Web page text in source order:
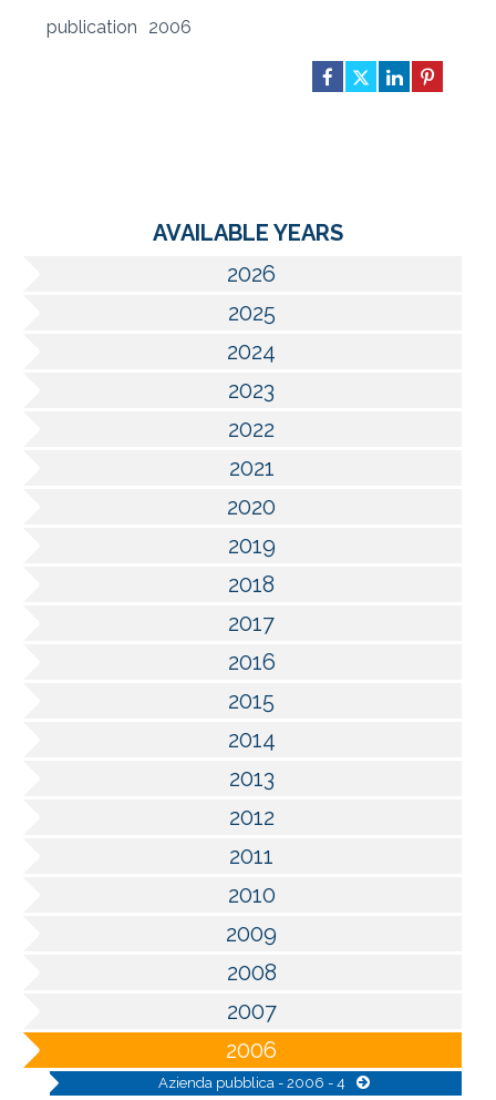
publication
2006
AVAILABLE YEARS
2026
2025
2024
2023
2022
2021
2020
2019
2018
2017
2016
2015
2014
2013
2012
2011
2010
2009
2008
2007
2006
Azienda pubblica - 2006 - 4